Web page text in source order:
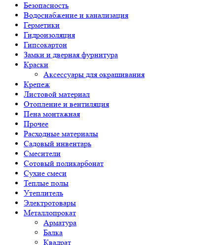
Безопасность
Водоснабжение и канализация
Герметики
Гидроизоляция
Гипсокартон
Замки и дверная фурнитура
Краски
Аксессуары для окрашивания
Крепеж
Листовой материал
Отопление и вентиляция
Пена монтажная
Прочее
Расходные материалы
Садовый инвентарь
Смесители
Сотовый поликарбонат
Сухие смеси
Теплые полы
Утеплитель
Электротовары
Металлопрокат
Арматура
Балка
Квадрат